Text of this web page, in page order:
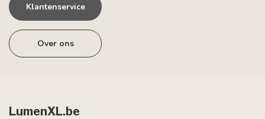
Klantenservice
Over ons
LumenXL.be